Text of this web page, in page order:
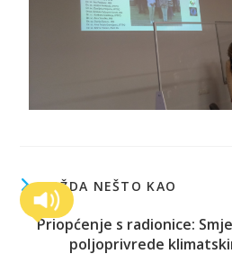
MOŽDA NEŠTO KAO
Priopćenje s radionice:
poljoprivrede